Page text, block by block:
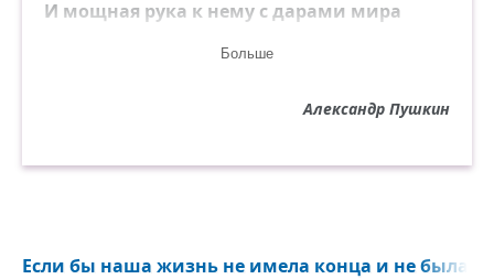
И мощная рука к нему с дарами мира
Напрасно в пышности свободной
Природы перед ним открыты красоты;
водит:
Несчастия, страстей и немощей сыны,
Больше
Александр Пушкин
Если бы наша жизнь не имела конца и не была